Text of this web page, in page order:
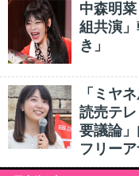
中森明
組共演
き」
「ミヤ
読売テ
要議論
フリー